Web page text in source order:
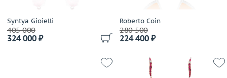
Syntya Gioielli
405 000
324 000 ₽
Roberto Coin
280 500
224 400 ₽